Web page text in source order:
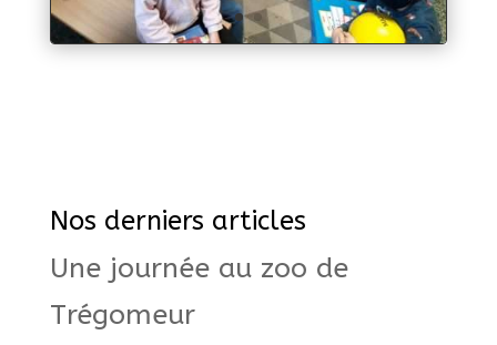
Nos derniers articles
Une journée au zoo de
Trégomeur